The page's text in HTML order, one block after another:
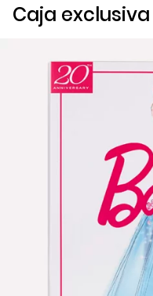
Caja exclusiva